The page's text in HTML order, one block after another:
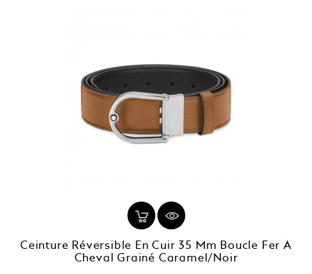
Ceinture Réversible En Cuir 35 Mm Boucle Fer À
Cheval Grainé Caramel/noir